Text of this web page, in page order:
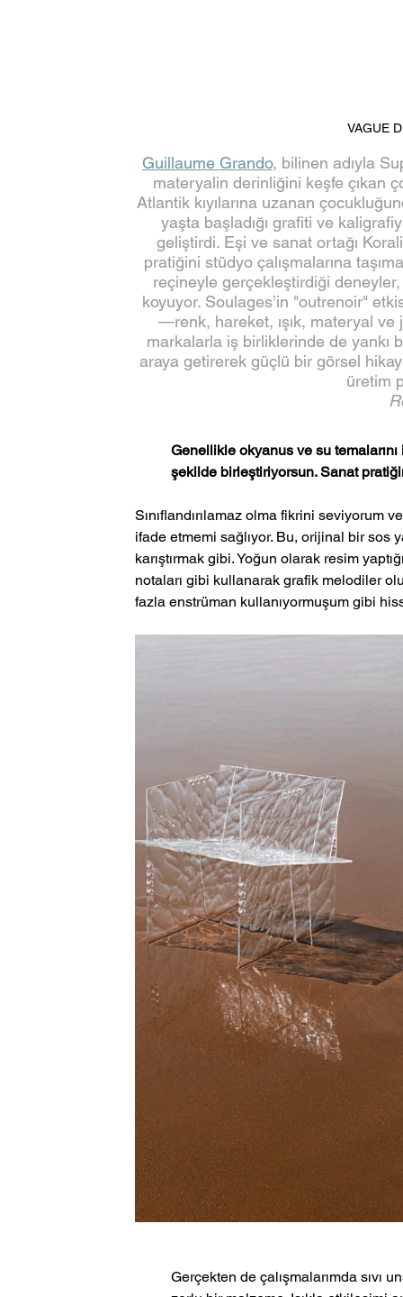
VAGUE
Guillaume Grando, bilinen adıyla
materyalin derinliğini keşfe çıkan
Atlantik kıyılarına uzanan
yaşta başladığı grafiti ve
geliştirdi. Eşi ve sanat ortağı
pratiğini stüdyo çalışmalarına
reçineyle gerçekleştirdiği deneyler,
koyuyor. Soulages’in "outrenoir"
—renk, hareket, ışık, materyal
markalarla iş birliklerinde de yankı
araya getirerek güçlü bir görsel
üretim
Genellikle okyanus ve su
şekilde birleştiriyorsun. Sanat
Sınıflandırılamaz olma fikrini seviyorum
ifade etmemi sağlıyor. Bu, orijinal bir
karıştırmak gibi. Yoğun olarak resim
notaları gibi kullanarak grafik melodiler
fazla enstrüman kullanıyormuşum gibi
Gerçekten de çalışmalarımda sıvı